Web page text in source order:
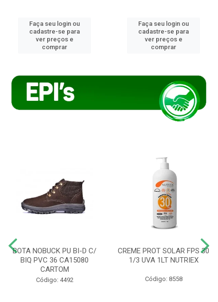
Faça seu login ou
cadastre-se para
ver preços e
comprar
Faça seu login ou
cadastre-se para
ver preços e
comprar
BOTA NOBUCK PU BI-D C/
BIQ PVC 36 CA15080
CARTOM
Código: 4492
CREME PROT SOLAR FPS 30
1/3 UVA 1LT NUTRIEX
Código: 8558